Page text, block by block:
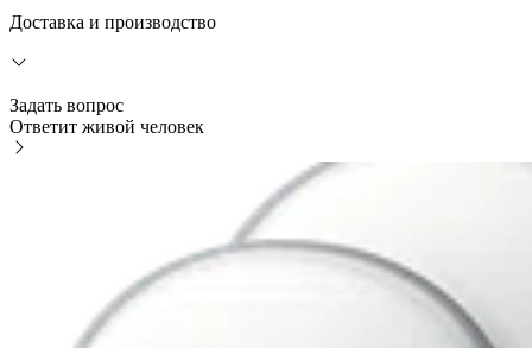
Доставка и производство
Задать вопрос
Ответит живой человек